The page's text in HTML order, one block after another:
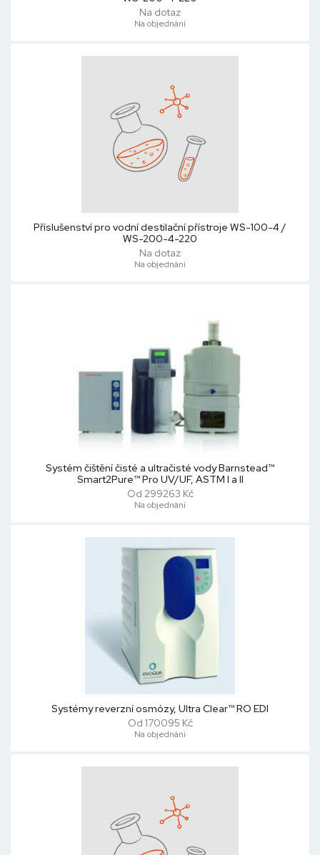
Na dotaz
Na objednání
Příslušenství pro vodní destilační přístroje WS-100-4 /
WS-200-4-220
Na dotaz
Na objednání
Systém čištění čisté a ultračisté vody Barnstead™
Smart2Pure™ Pro UV/UF, ASTM I a II
Od 299263 Kč
Na objednání
Systémy reverzní osmózy, Ultra Clear™ RO EDI
Od 170095 Kč
Na objednání